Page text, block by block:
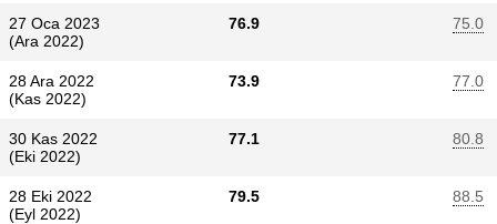
27 Oca 2023
(Ara 2022)
76.9 75.0
28 Ara 2022
(Kas 2022)
73.9 77.0
30 Kas 2022
(Eki 2022)
77.1 80.8
28 Eki 2022
(Eyl 2022)
79.5 88.5